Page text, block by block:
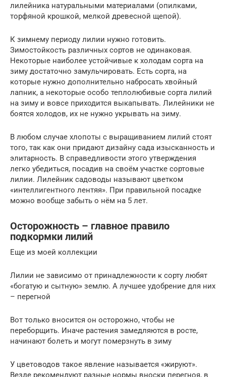
лилейника натуральными материалами (опилками,
торфяной крошкой, мелкой древесной щепой).
К зимнему периоду лилии нужно готовить.
Зимостойкость различных сортов не одинаковая.
Некоторые наиболее устойчивые к холодам сорта на
зиму достаточно замульчировать. Есть сорта, на
которые нужно дополнительно набросать хвойный
лапник, а некоторые особо теплолюбивые сорта лилий
на зиму и вовсе приходится выкапывать. Лилейники не
боятся холодов, их не нужно укрывать на зиму.
В любом случае хлопоты с выращиванием лилий стоят
того, так как они придают дизайну сада изысканность и
элитарность. В справедливости этого утверждения
легко убедиться, посадив на своём участке сортовые
лилии. Лилейник садоводы называют цветком
«интеллигентного лентяя». При правильной посадке
можно вообще забыть о нём на 5 лет.
Осторожность – главное правило
подкормки лилий
Еще из моей коллекции
Лилии не зависимо от принадлежности к сорту любят
«богатую и сытную» землю. А лучшее удобрение для них
– перегной
Вот только вносится он осторожно, чтобы не
переборщить. Иначе растения замедляются в росте,
начинают болеть и могут померзнуть в зиму
У цветоводов такое явление называется «жируют».
Везде рекомендуют разные нормы вноски перегноя, в